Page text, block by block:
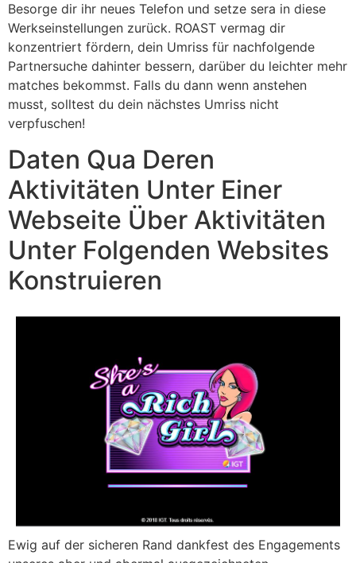
Besorge dir ihr neues Telefon und setze sera in diese
Werkseinstellungen zurück. ROAST vermag dir
konzentriert fördern, dein Umriss für nachfolgende
Partnersuche dahinter bessern, darüber du leichter mehr
matches bekommst. Falls du dann wenn anstehen
musst, solltest du dein nächstes Umriss nicht
verpfuschen!
Daten Qua Deren
Aktivitäten Unter Einer
Webseite Über Aktivitäten
Unter Folgenden Websites
Konstruieren
Ewig auf der sicheren Rand dankfest des Engagements